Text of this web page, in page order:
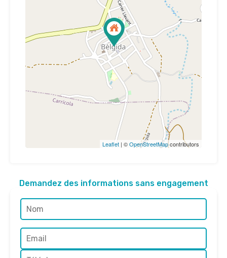
Leaflet | ©OpenStreetMapcontributors
Demandez des informations sans engagement